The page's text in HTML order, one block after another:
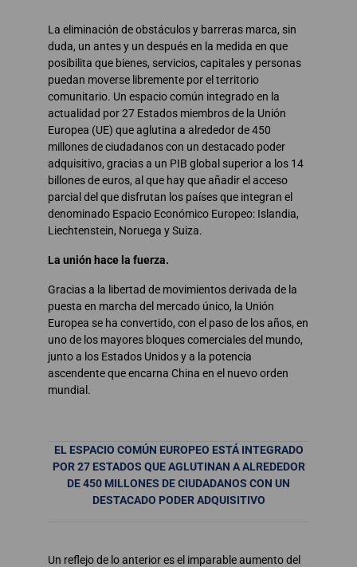
La eliminación de obstáculos y barreras marca, sin
duda, un antes y un después en la medida en que
posibilita que bienes, servicios, capitales y personas
puedan moverse libremente por el territorio
comunitario. Un espacio común integrado en la
actualidad por 27 Estados miembros de la Unión
Europea (UE) que aglutina a alrededor de 450
millones de ciudadanos con un destacado poder
adquisitivo, gracias a un PIB global superior a los 14
billones de euros, al que hay que añadir el acceso
parcial del que disfrutan los países que integran el
denominado Espacio Económico Europeo: Islandia,
Liechtenstein, Noruega y Suiza.
La unión hace la fuerza.
Gracias a la libertad de movimientos derivada de la
puesta en marcha del mercado único, la Unión
Europea se ha convertido, con el paso de los años, en
uno de los mayores bloques comerciales del mundo,
junto a los Estados Unidos y a la potencia
ascendente que encarna China en el nuevo orden
mundial.
EL ESPACIO COMÚN EUROPEO ESTÁ INTEGRADO
POR 27 ESTADOS QUE AGLUTINAN A ALREDEDOR
DE 450 MILLONES DE CIUDADANOS CON UN
DESTACADO PODER ADQUISITIVO
Un reflejo de lo anterior es el imparable aumento del